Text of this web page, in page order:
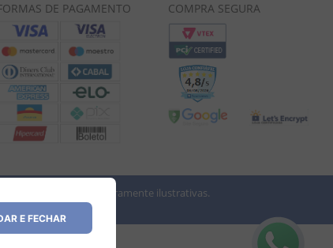
E FECHAR
DE PAGAMENTO COMPRA SEGURA
dos produtos são meramente ilustrativas.